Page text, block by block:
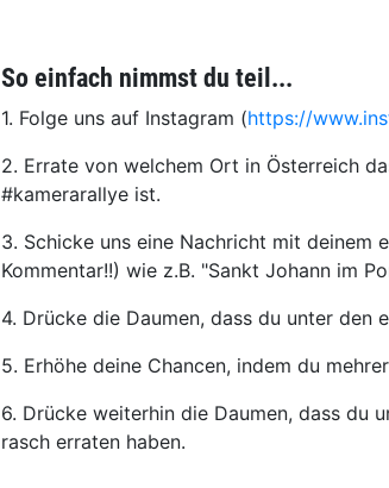
So einfach nimmst du teil...
1. Folge uns auf Instagram (https://
2. Errate von welchem Ort in Österreich
#kamerarallye ist.
3. Schicke uns eine Nachricht mit deinem
Kommentar!!) wie z.B. "Sankt Johann im
4. Drücke die Daumen, dass du unter den
5. Erhöhe deine Chancen, indem du
6. Drücke weiterhin die Daumen, dass du
rasch erraten haben.